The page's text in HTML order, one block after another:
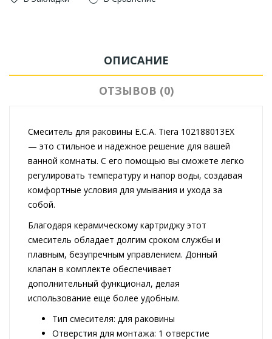
ОПИСАНИЕ
ОТЗЫВОВ (0)
Смеситель для раковины E.C.A. Tiera 102188013EX
— это стильное и надежное решение для вашей
ванной комнаты. С его помощью вы сможете легко
регулировать температуру и напор воды, создавая
комфортные условия для умывания и ухода за
собой.
Благодаря керамическому картриджу этот
смеситель обладает долгим сроком службы и
плавным, безупречным управлением. Донный
клапан в комплекте обеспечивает
дополнительный функционал, делая
использование еще более удобным.
Тип смесителя: для раковины
Отверстия для монтажа: 1 отверстие